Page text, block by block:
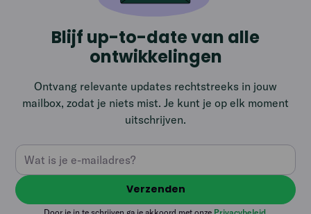
Blijf up-to-date van alle
ontwikkelingen
Ontvang relevante updates rechtstreeks in jouw
mailbox, zodat je niets mist. Je kunt je op elk moment
uitschrijven.